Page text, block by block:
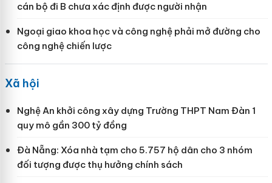
cán bộ đi B chưa xác định được người nhận
Ngoại giao khoa học và công nghệ phải mở đường cho
công nghệ chiến lược
Xã hội
Nghệ An khởi công xây dựng Trường THPT Nam Đàn 1
quy mô gần 300 tỷ đồng
Đà Nẵng: Xóa nhà tạm cho 5.757 hộ dân cho 3 nhóm
đối tượng được thụ hưởng chính sách